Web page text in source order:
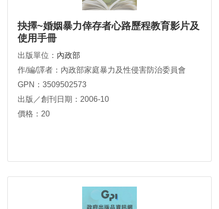
抉擇~婚姻暴力倖存者心路歷程教育影片及
使用手冊
出版單位： 內政部
作/編/譯者：內政部家庭暴力及性侵害防治委員會
GPN：3509502573
出版／創刊日期：2006-10
價格：20